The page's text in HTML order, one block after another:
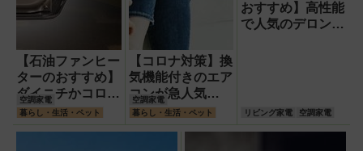
【石油ファンヒー
ターのおすすめ】
ダイニチかコロナ
か 使い勝手で選
空調家電
暮らし・生活・ペット
【コロナ対策】換
気機能付きのエア
コンが急人気
「加湿しながら換
空調家電
暮らし・生活・ペット
おすすめ】高性能
で人気のデロンギ
リビング家電 空調家電